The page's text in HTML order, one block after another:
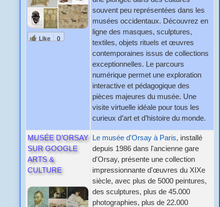
Like 0
souvent peu représentées dans les
musées occidentaux. Découvrez en
ligne des masques, sculptures,
textiles, objets rituels et œuvres
contemporaines issus de collections
exceptionnelles. Le parcours
numérique permet une exploration
interactive et pédagogique des
pièces majeures du musée. Une
visite virtuelle idéale pour tous les
curieux d’art et d’histoire du monde.
MUSÉE D’ORSAY
SUR GOOGLE
ARTS &
CULTURE
Le musée d'Orsay à Paris, installé
depuis 1986 dans l'ancienne gare
d'Orsay, présente une collection
impressionnante d'œuvres du XIXe
siècle, avec plus de 5000 peintures,
des sculptures, plus de 45.000
photographies, plus de 22.000